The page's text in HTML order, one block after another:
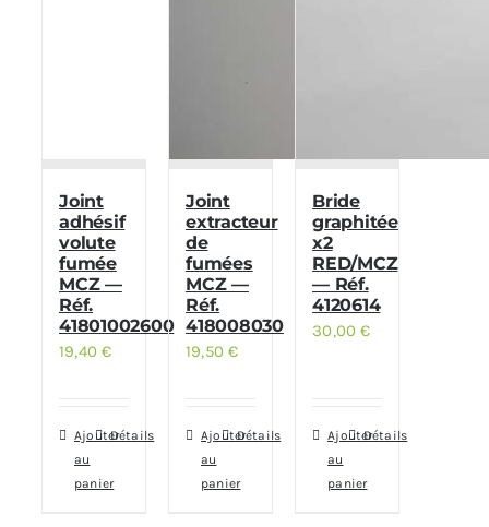
Joint
adhésif
volute
fumée
MCZ —
Réf.
41801002600
19,40€
Ajouter
au
panier
Détails
Joint
extracteur
de
fumées
MCZ —
Réf.
418008030
19,50€
Ajouter
au
panier
Détails
Bride
graphitée
x2
RED/MCZ
— Réf.
4120614
30,00€
Ajouter
au
panier
Détails